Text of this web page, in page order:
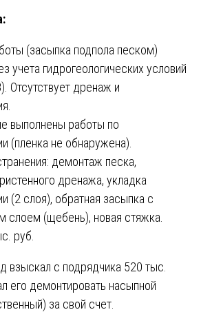
(засыпка подпола песком)
учета гидрогеологических условий
Отсутствует дренаж и
выполнены работы по
(пленка не обнаружена).
демонтаж песка,
дренажа, укладка
(2 слоя), обратная засыпка с
слоем (щебень), новая стяжка.
руб.
взыскал с подрядчика 520 тыс.
его демонтировать насыпной
за свой счет.